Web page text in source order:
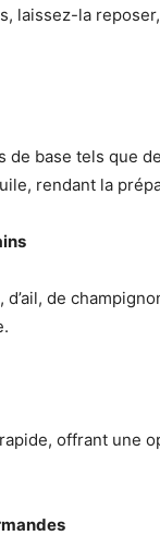
laissez-la
base tels que
rendant la
d’ail, de
offrant une